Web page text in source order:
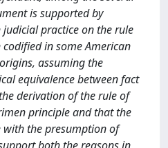
is supported by
practice on the rule
in some American
assuming the
equivalence between fact
derivation of the rule of
principle and that the
the presumption of